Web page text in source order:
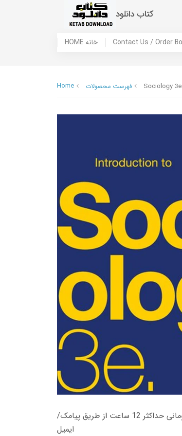
کتاب دانلود
HOME خانه
Home فهرست محصولات Sociology 3e
زمان تحویل کتاب های 600 هزار تومانی دانلود فوری از حساب کاربری می باشد، و زمان تحویل لینک دانلود کتاب های 500 هزار تومانی حداکثر 12 ساعت از طریق پیامک/
ایمیل